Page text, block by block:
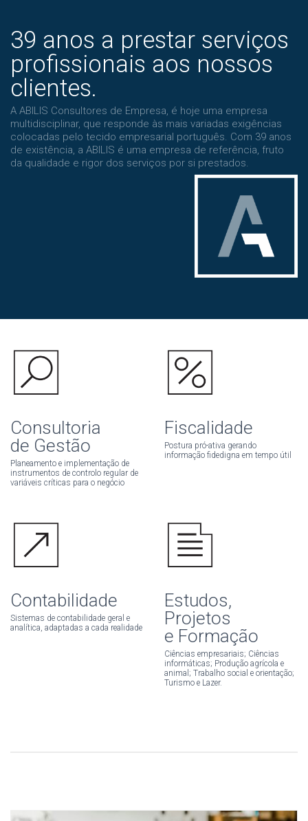
39 anos a prestar serviços
profissionais aos nossos
clientes.
A ABILIS Consultores de Empresa, é hoje uma empresa
multidisciplinar, que responde às mais variadas exigências
colocadas pelo tecido empresarial português. Com 39 anos
de existência, a ABILIS é uma empresa de referência, fruto
da qualidade e rigor dos serviços por si prestados.
Consultoria
de Gestão
Planeamento e implementação de
instrumentos de controlo regular de
variáveis críticas para o negócio
Fiscalidade
Postura pró-ativa gerando
informação fidedigna em tempo útil
Contabilidade
Sistemas de contabilidade geral e
analítica, adaptadas a cada realidade
Estudos,
Projetos
e Formação
Ciências empresariais; Ciências
informáticas; Produção agrícola e
animal; Trabalho social e orientação;
Turismo e Lazer.